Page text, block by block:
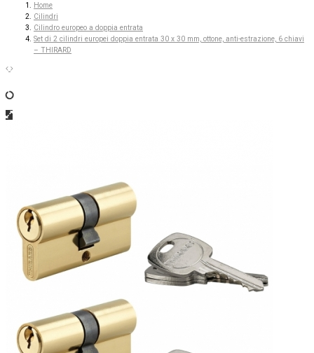
Home
Cilindri
Cilindro europeo a doppia entrata
Set di 2 cilindri europei doppia entrata 30 x 30 mm, ottone, anti-estrazione, 6 chiavi
– THIRARD